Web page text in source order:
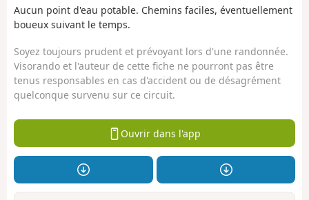
Aucun point d'eau potable. Chemins faciles, éventuellement
boueux suivant le temps.
Soyez toujours prudent et prévoyant lors d'une randonnée.
Visorando et l'auteur de cette fiche ne pourront pas être
tenus responsables en cas d'accident ou de désagrément
quelconque survenu sur ce circuit.
Ouvrir dans l'app